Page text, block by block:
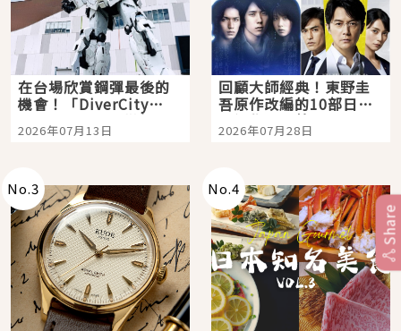
在台場欣賞鋼彈最後的
機會！「DiverCity
Tokyo Plaza」搭船、
購物、美食及夜景，一
2026年07月13日
回顧大師經典！東野圭
吾原作改編的10部日本
影視作品推薦
2026年07月28日
No.3 No.4
Share